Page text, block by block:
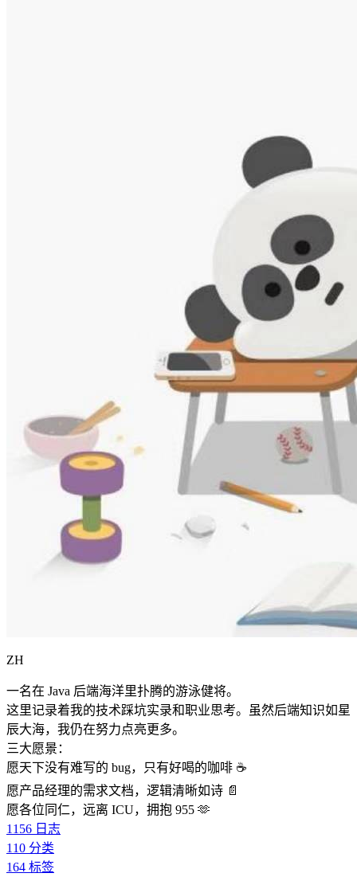
ZH
一名在 Java 后端海洋里扑腾的游泳健将。
这里记录着我的技术踩坑实录和职业思考。虽然后端知识如星
辰大海，我仍在努力点亮更多。
三大愿景：
愿天下没有难写的 bug，只有好喝的咖啡 ☕️
愿产品经理的需求文档，逻辑清晰如诗 📄
愿各位同仁，远离 ICU，拥抱 955 🫶
1156 日志
110 分类
164 标签